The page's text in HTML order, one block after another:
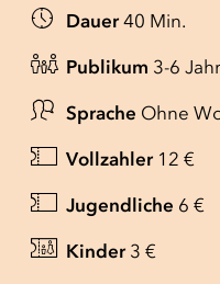
Dauer 40 Min.
Publikum 3-6
Sprache Ohne
Vollzahler 12 €
Jugendliche 6 €
Kinder 3 €